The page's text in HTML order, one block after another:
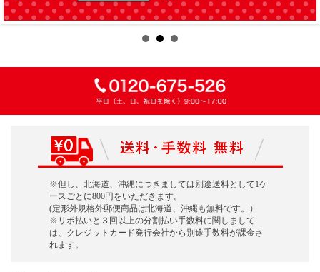
※但し、北海道、沖縄につきましては別途送料として1ケ
ースごとに800円をいただきます。
(定形外規格外郵便商品は北海道、沖縄も無料です。）
※リボ払いと３回以上の分割払い手数料に関しまして
は、クレジットカード発行会社から別途手数料が課金さ
れます。